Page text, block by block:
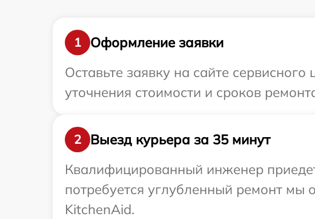
1
Оформление заявки
Оставьте заявку на сайте
уточнения стоимости и сроков
2
Выезд курьера за 35 минут
Квалифицированный инженер
потребуется углубленный ремонт мы
KitchenAid.